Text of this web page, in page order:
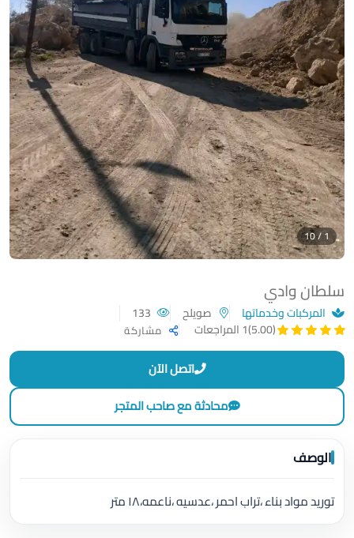
سلطان وادي
المركبات وخدماتها صويلح
(5.00)
1 المراجعات مشاركة
1 / 10
اتصل الآن
محادثة مع صاحب المتجر
الوصف
توريد مواد بناء ،تراب احمر ،عدسيه ،ناعمه،١٨ متر